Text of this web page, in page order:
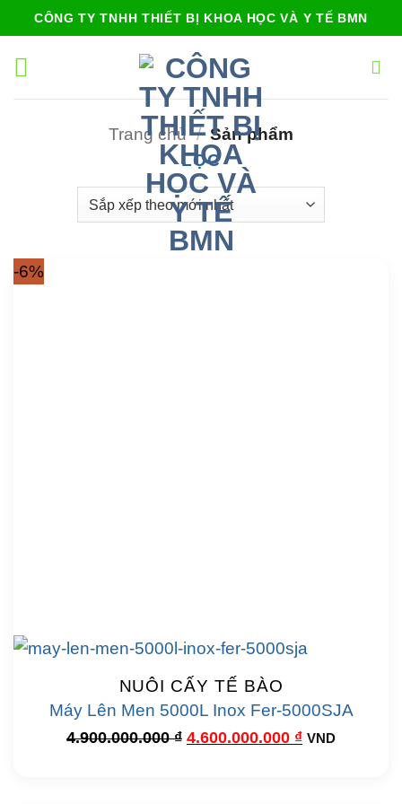
qua
nội
CÔNG TY TNHH THIẾT BỊ KHOA HỌC VÀ Y TẾ BMN
Trang chủ / Sản phẩm
LỌC
-6%
NUÔI CẤY TẾ BÀO
Máy Lên Men 5000L Inox Fer-5000SJA
4.900.000.000₫ Giá
4.600.000.000 ₫Giá
VND